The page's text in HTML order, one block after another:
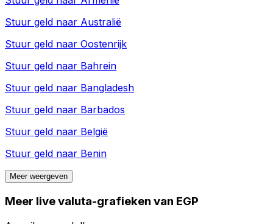
Stuur geld naar Australië
Stuur geld naar Oostenrijk
Stuur geld naar Bahrein
Stuur geld naar Bangladesh
Stuur geld naar Barbados
Stuur geld naar België
Stuur geld naar Benin
Meer weergeven
Meer live valuta-grafieken van EGP